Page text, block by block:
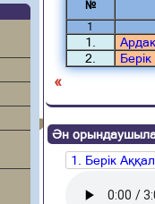
№
1
1.
2.
«
Ән
1. Берік